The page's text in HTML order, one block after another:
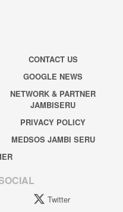
CONTACT US
GOOGLE NEWS
NETWORK & PARTNER
JAMBISERU
PRIVACY POLICY
MEDSOS JAMBI SERU
Twitter